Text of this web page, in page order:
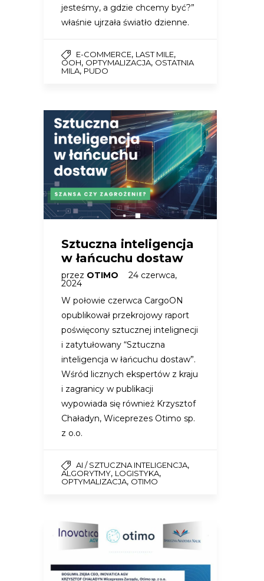
jesteśmy, a gdzie chcemy być?”
właśnie ujrzała światło dzienne.
E-COMMERCE, LAST MILE,
OOH, OPTYMALIZACJA, OSTATNIA
MILA, PUDO
Sztuczna inteligencja
w łańcuchu dostaw
przez OTIMO 24 czerwca,
2024
W połowie czerwca CargoON
opublikował przekrojowy raport
poświęcony sztucznej intelignecji
i zatytułowany “Sztuczna
inteligencja w łańcuchu dostaw”.
Wśród licznych ekspertów z kraju
i zagranicy w publikacji
wypowiada się również Krzysztof
Chaładyn, Wiceprezes Otimo sp.
z o.o.
AI / SZTUCZNA INTELIGENCJA,
ALGORYTMY, LOGISTYKA,
OPTYMALIZACJA, OTIMO